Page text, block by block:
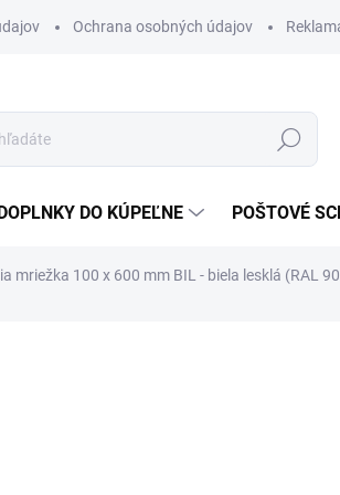
Ochrana osobných údajov
Hľadať
DO KÚPEĽNE POŠTOVÉ
mriežka 100 x 600 mm BIL - biela lesklá (RAL